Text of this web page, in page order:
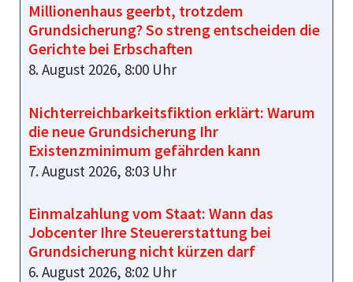
Millionenhaus geerbt, trotzdem
Grundsicherung? So streng entscheiden die
Gerichte bei Erbschaften
8. August 2026, 8:00 Uhr
Nichterreichbarkeitsfiktion erklärt: Warum
die neue Grundsicherung Ihr
Existenzminimum gefährden kann
7. August 2026, 8:03 Uhr
Einmalzahlung vom Staat: Wann das
Jobcenter Ihre Steuererstattung bei
Grundsicherung nicht kürzen darf
6. August 2026, 8:02 Uhr